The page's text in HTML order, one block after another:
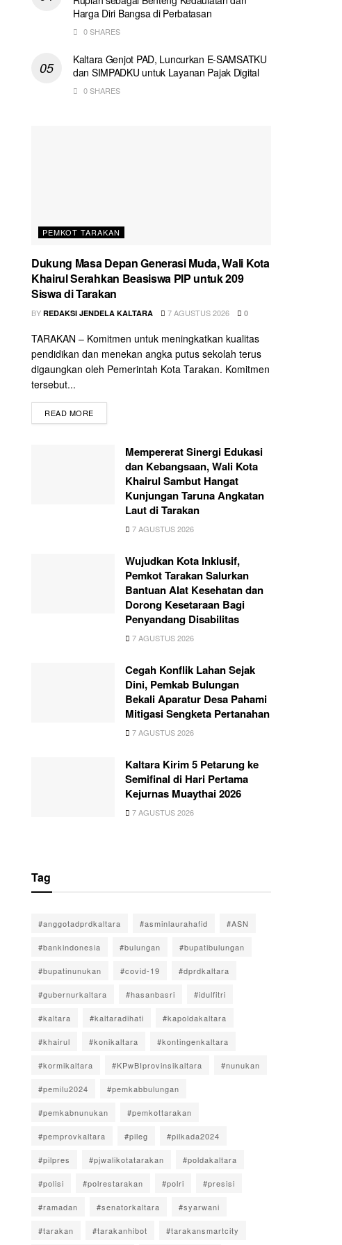
Harga Diri Bangsa di Perbatasan
0 SHARES
Kaltara Genjot PAD, Luncurkan E-SAMSATKU
dan SIMPADKU untuk Layanan Pajak Digital
0 SHARES
PEMKOT TARAKAN
Dukung Masa Depan Generasi Muda, Wali Kota
Khairul Serahkan Beasiswa PIP untuk 209
Siswa di Tarakan
BY REDAKSI JENDELA KALTARA 7 AGUSTUS 2026 0
TARAKAN – Komitmen untuk meningkatkan kualitas
pendidikan dan menekan angka putus sekolah terus
digaungkan oleh Pemerintah Kota Tarakan. Komitmen
tersebut...
READ MORE
Mempererat Sinergi Edukasi
dan Kebangsaan, Wali Kota
Khairul Sambut Hangat
Kunjungan Taruna Angkatan
Laut di Tarakan
7 AGUSTUS 2026
Wujudkan Kota Inklusif,
Pemkot Tarakan Salurkan
Bantuan Alat Kesehatan dan
Dorong Kesetaraan Bagi
Penyandang Disabilitas
7 AGUSTUS 2026
Cegah Konflik Lahan Sejak
Dini, Pemkab Bulungan
Bekali Aparatur Desa Pahami
Mitigasi Sengketa Pertanahan
7 AGUSTUS 2026
Kaltara Kirim 5 Petarung ke
Semifinal di Hari Pertama
Kejurnas Muaythai 2026
7 AGUSTUS 2026
Tag
#anggotadprdkaltara #asminlaurahafid #ASN
#bankindonesia #bulungan #bupatibulungan
#bupatinunukan #covid-19 #dprdkaltara
#gubernurkaltara #hasanbasri #idulfitri
#kaltara #kaltaradihati #kapoldakaltara
#khairul #konikaltara #kontingenkaltara
#kormikaltara #KPwBIprovinsikaltara #nunukan
#pemilu2024 #pemkabbulungan
#pemkabnunukan #pemkottarakan
#pemprovkaltara #pileg #pilkada2024
#pilpres #pjwalikotatarakan #poldakaltara
#polisi #polrestarakan #polri #presisi
#ramadan #senatorkaltara #syarwani
#tarakan #tarakanhibot #tarakansmartcity